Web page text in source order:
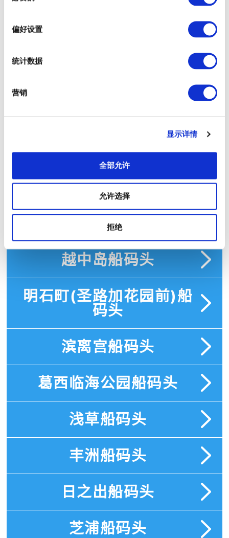
偏好设置
统计数据
营销
显示详情
全部允许
允许选择
拒绝
以下各个码头可以乘船前往台场海
滨公园船码头
吾妻桥船码头
浅草・二天门码头
越中岛船码头
明石町(圣路加花园前)船
码头
滨离宫船码头
葛西临海公园船码头
浅草船码头
丰洲船码头
日之出船码头
芝浦船码头